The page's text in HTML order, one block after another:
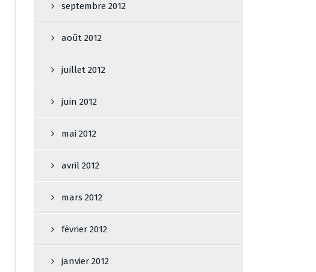
septembre 2012
août 2012
juillet 2012
juin 2012
mai 2012
avril 2012
mars 2012
février 2012
janvier 2012